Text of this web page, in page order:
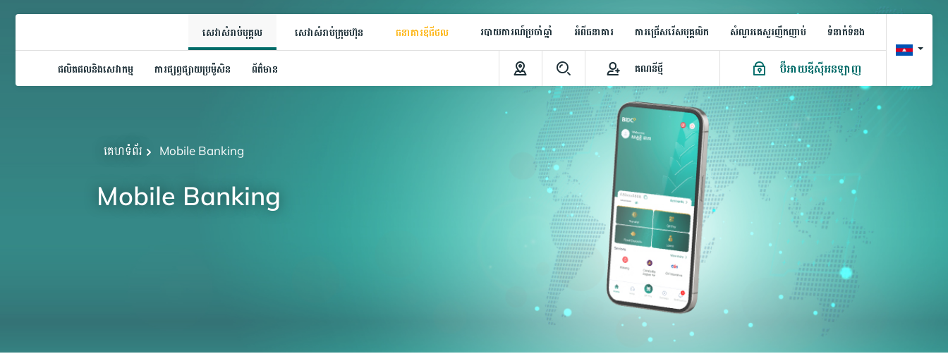
សេវាសំរាប់បុគ្គល សេវាសំរាប់ក្រុមហ៊ុន ធនាគារឌីជីថល របាយការណ៍ប្រចាំឆ្នាំ អំពីធនាគារ ការជ្រើសរើសបុគ្គលិក សំណួរគេសួរញឹកញាប់ ទំនាក់ទំនង
គណនី​ថ្មី ប៊ីអាយឌីស៊ីអនឡាញ
ផលិតផលនិងសេវាកម្ម ការផ្សព្វផ្សាយប្រម៉ូសិន ព័ត៌មាន
គេហទំព័រ Mobile Banking
Mobile Banking